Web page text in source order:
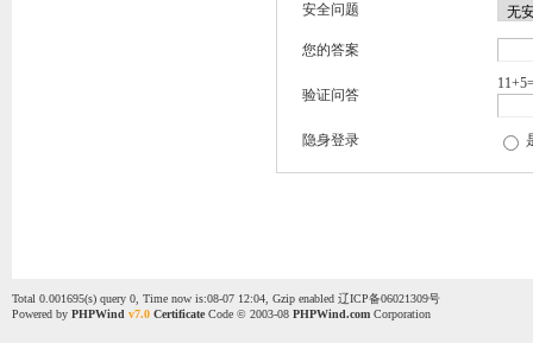
安全问题
您的答案
验证问答
隐身登录
Total 0.001695(s) query 0, Time now is:08-07 12:04, Gzip enabled 辽ICP备06021309号
Powered by PHPWind v7.0 CertificateCode © 2003-08 PHPWind.comCorporation